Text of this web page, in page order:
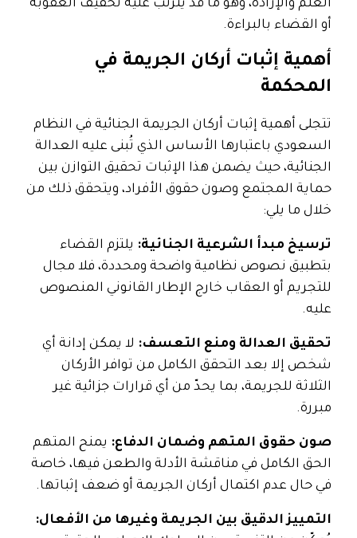
العلم والإرادة، وهو ما قد يترتب عليه تخفيف العقوبة
أو القضاء بالبراءة.
أهمية إثبات أركان الجريمة في
المحكمة
تتجلى أهمية إثبات أركان الجريمة الجنائية في النظام
السعودي باعتبارها الأساس الذي تُبنى عليه العدالة
الجنائية، حيث يضمن هذا الإثبات تحقيق التوازن بين
حماية المجتمع وصون حقوق الأفراد، ويتحقق ذلك من
خلال ما يلي:
ترسيخ مبدأ الشرعية الجنائية: يلتزم القضاء
بتطبيق نصوص نظامية واضحة ومحددة، فلا مجال
للتجريم أو العقاب خارج الإطار القانوني المنصوص
عليه.
تحقيق العدالة ومنع التعسف: لا يمكن إدانة أي
شخص إلا بعد التحقق الكامل من توافر الأركان
الثلاثة للجريمة، بما يحدّ من أي قرارات جزائية غير
مبررة.
صون حقوق المتهم وضمان الدفاع: يمنح المتهم
الحق الكامل في مناقشة الأدلة والطعن فيها، خاصة
في حال عدم اكتمال أركان الجريمة أو ضعف إثباتها.
التمييز الدقيق بين الجريمة وغيرها من الأفعال: